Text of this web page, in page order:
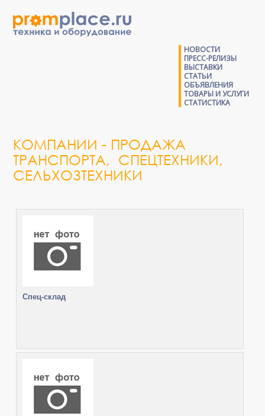
НОВОСТИ
ПРЕСС-РЕЛИЗЫ
ВЫСТАВКИ
СТАТЬИ
ОБЪЯВЛЕНИЯ
ТОВАРЫ И УСЛУГИ
СТАТИСТИКА
КОМПАНИИ - ПРОДАЖА
ТРАНСПОРТА, СПЕЦТЕХНИКИ,
СЕЛЬХОЗТЕХНИКИ
Спец-склад